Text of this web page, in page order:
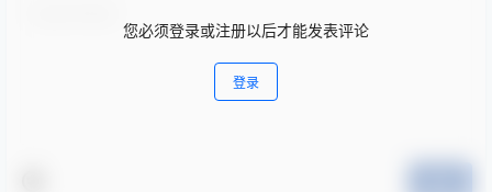
您必须登录或注册以后才能发表评论
登录